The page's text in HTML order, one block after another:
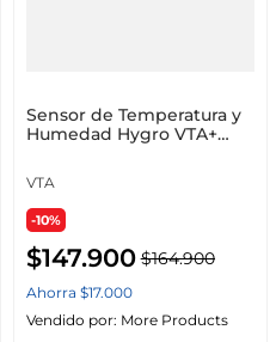
Sensor de Temperatura y
Humedad Hygro VTA+
VTA
-10%
$147.900 $164.900
Ahorra $17.000
Vendido por: More Products